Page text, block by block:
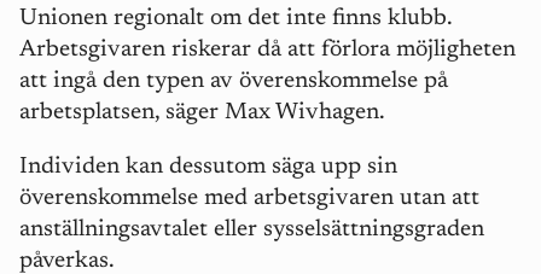
Unionen regionalt om det inte finns klubb.
Arbetsgivaren riskerar då att förlora möjligheten
att ingå den typen av överenskommelse på
arbetsplatsen, säger Max Wivhagen.
Individen kan dessutom säga upp sin
överenskommelse med arbetsgivaren utan att
anställningsavtalet eller sysselsättningsgraden
påverkas.